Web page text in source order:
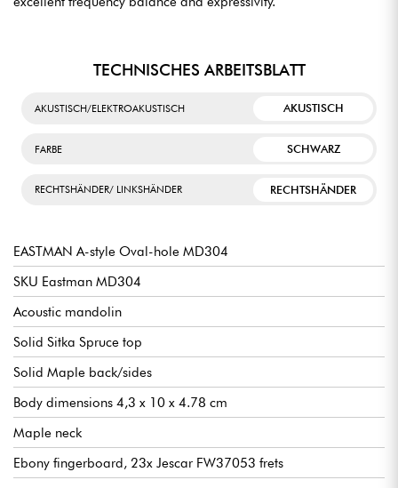
TECHNISCHES ARBEITSBLATT
AKUSTISCH/ELEKTROAKUSTISCH AKUSTISCH
FARBE SCHWARZ
RECHTSHÄNDER/ LINKSHÄNDER RECHTSHÄNDER
EASTMAN A-style Oval-hole MD304
SKU Eastman MD304
Acoustic mandolin
Solid Sitka Spruce top
Solid Maple back/sides
Body dimensions 4,3 x 10 x 4.78 cm
Maple neck
Ebony fingerboard, 23x Jescar FW37053 frets